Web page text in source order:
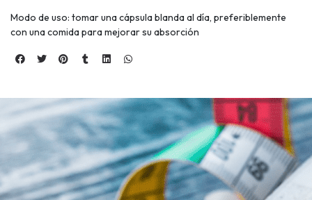
Modo de uso: tomar una cápsula blanda al día, preferiblemente
con una comida para mejorar su absorción